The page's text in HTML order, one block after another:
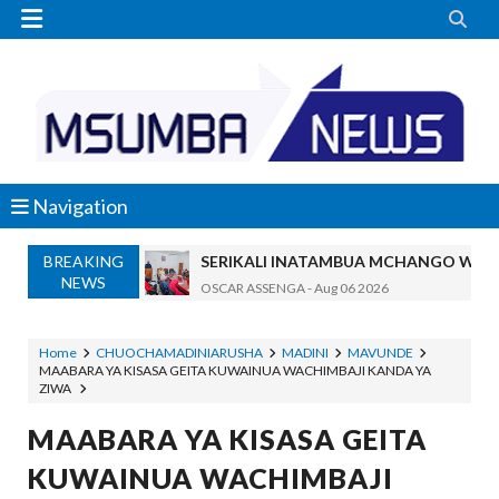
 
Navigation
BREAKING
NEWS
SERIKALI INATAMBUA MCHANGO WA
OSCAR ASSENGA-Aug 06 2026
BRELA YATOA ELIMU YA URASIMISHAJI
DC Mtambule Ataka Watu Wafichue
OSCAR ASSENGA- Aug 06 2026
Maisha Yangu Yalikuwa Kwenye Giza
Home CHUOCHAMADINIARUSHA MADINI
MAVUNDE
MAABARA YA KISASA GEITA KUWAINUA WACHIMBAJI KANDA YA
ZIWA
MAABARA YA KISASA GEITA
KUWAINUA WACHIMBAJI